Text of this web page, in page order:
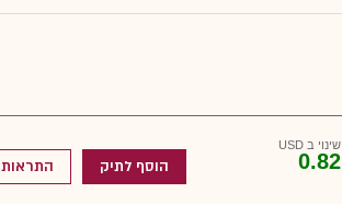
שינוי ב USD
0.82 הוסף לתיק התראות